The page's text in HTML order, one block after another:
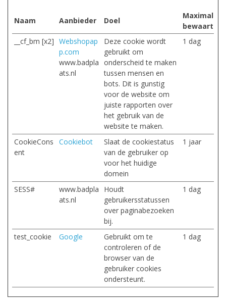
Naam Aanbieder Doel
Maximale
__cf_bm [x2] Webshopap
p.com
www.badpla
ats.nl
Deze cookie wordt
gebruikt om
onderscheid te maken
tussen mensen en
bots. Dit is gunstig
voor de website om
juiste rapporten over
het gebruik van de
website te maken.
1 dag
CookieCons
ent
Cookiebot
Slaat de cookiestatus
van de gebruiker op
voor het huidige
domein
1 jaar
SESS#
www.badpla
ats.nl
Houdt
gebruikersstatussen
over paginabezoeken
bij.
1 dag
test_cookie Google
Gebruikt om te
controleren of de
browser van de
gebruiker cookies
ondersteunt.
1 dag